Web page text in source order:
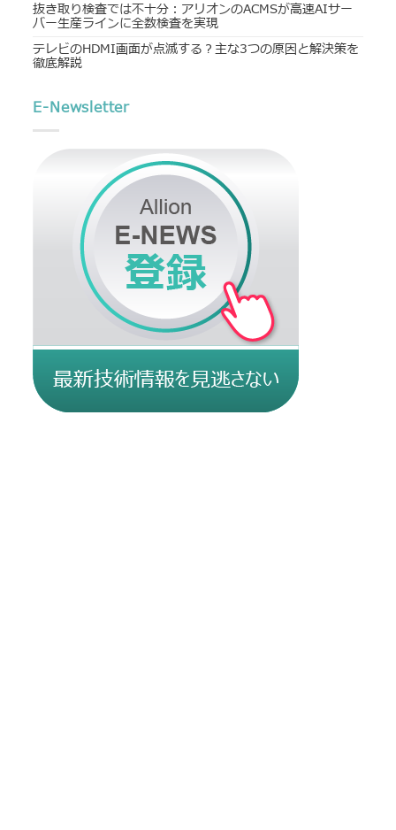
抜き取り検査では不十分：アリオンのACMSが高速AIサー
バー生産ラインに全数検査を実現
テレビのHDMI画面が点滅する？主な3つの原因と解決策を
徹底解説
E-Newsletter